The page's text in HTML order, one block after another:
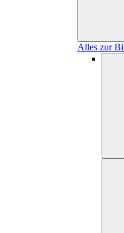
Alles zur